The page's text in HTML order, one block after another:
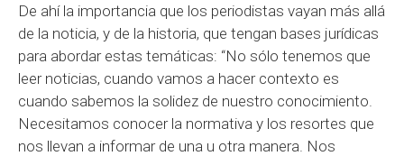
De ahí la importancia que los periodistas vayan más allá
de la noticia, y de la historia, que tengan bases jurídicas
para abordar estas temáticas: “No sólo tenemos que
leer noticias, cuando vamos a hacer contexto es
cuando sabemos la solidez de nuestro conocimiento.
Necesitamos conocer la normativa y los resortes que
nos llevan a informar de una u otra manera. Nos